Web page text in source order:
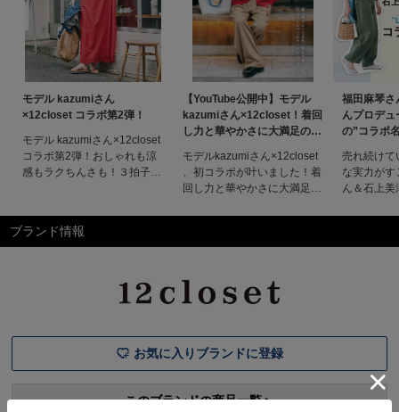
モデル kazumiさん
×12closet コラボ第2弾！
モデル kazumiさん×12closet
コラボ第2弾！おしゃれも涼
感もラクちんさも！３拍子揃
んさも！３拍子揃った「夏の
ご機嫌アイテム」完成
ました！今回は１点投入でと
びきりの着映え力と、使い
【YouTube公開中】モデル
kazumiさん×12closet！着回
し力と華やかさに大満足の
モデルkazumiさん×12closet
、初コラボが叶いました！着
回し力と華やかさに大満足の
と華やかさに大満足の「２
な媒体で幅広く活動している
モデルのkazumiさん。抜群
福田麻琴さ
んプロデ
の”コラボ
売れ続けて
な実力がす
ん＆石上
の“LEEだ
ブランド情報
お気に入りブランドに登録
このブランドの商品一覧へ